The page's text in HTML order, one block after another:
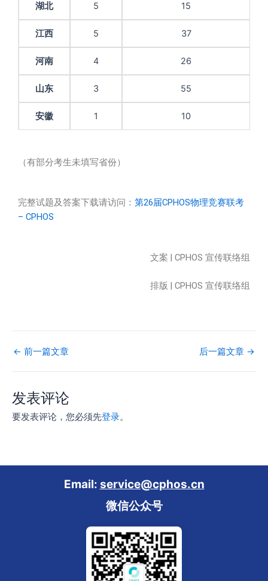
湖北 5 15
江西 5 37
河南 4 26
山东 3 55
安徽 1 10
（有部分考生未填写省份）
完整试题及答案下载请访问： 第26届CPHOS物理竞赛联考
– CPHOS
文案 | CPHOS 宣传联络组
排版 | CPHOS 宣传联络组
← 前一篇文章 后一篇文章 →
发表评论
要发表评论，您必须先登录。
Email: service@cphos.cn
微信公众号